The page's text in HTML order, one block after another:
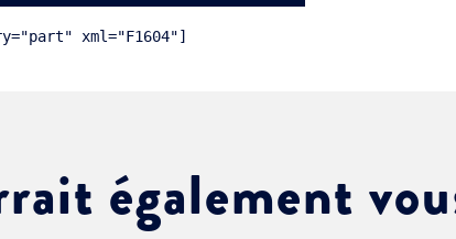
xml="F1604"]
également